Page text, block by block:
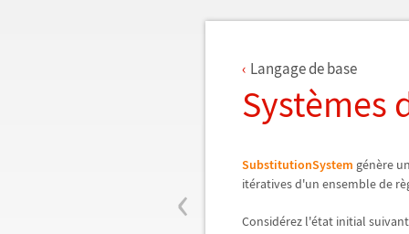
‹
Langage de base
Systèmes
SubstitutionSystem génère
itératives d'un ensemble de
Considérez l'état initial